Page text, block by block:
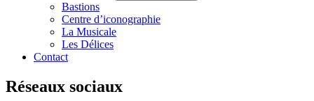
Bastions
Centre d’iconographie
La Musicale
Les Délices
Contact
Réseaux sociaux